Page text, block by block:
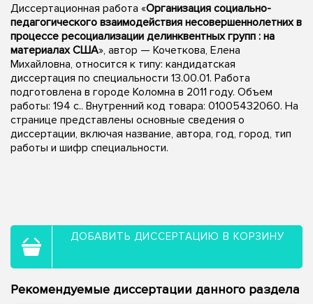
Диссертационная работа «Организация социально-
педагогического взаимодействия несовершеннолетних в
процессе ресоциализации делинквентных групп : на
материалах США», автор — Кочеткова, Елена
Михайловна, относится к типу: кандидатская
диссертация по специальности 13.00.01. Работа
подготовлена в городе Коломна в 2011 году. Объем
работы: 194 с.. Внутренний код товара: 01005432060. На
странице представлены основные сведения о
диссертации, включая название, автора, год, город, тип
работы и шифр специальности.
ДОБАВИТЬ ДИССЕРТАЦИЮ В КОРЗИНУ
Рекомендуемые диссертации данного раздела